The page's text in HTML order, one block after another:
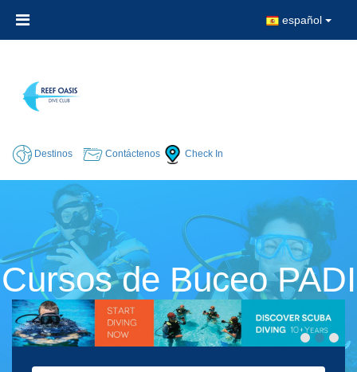
español
Destinos Contáctenos Check In
Cursos de Buceo PADI